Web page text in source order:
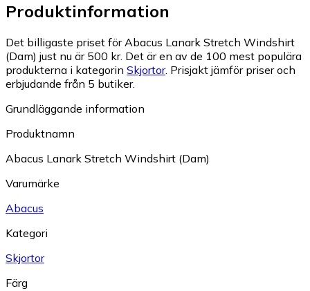
Produktinformation
Det billigaste priset för Abacus Lanark Stretch Windshirt
(Dam) just nu är 500 kr. Det är en av de 100 mest populära
produkterna i kategorin Skjortor. Prisjakt jämför priser och
erbjudande från 5 butiker.
Grundläggande information
Produktnamn
Abacus Lanark Stretch Windshirt (Dam)
Varumärke
Abacus
Kategori
Skjortor
Färg